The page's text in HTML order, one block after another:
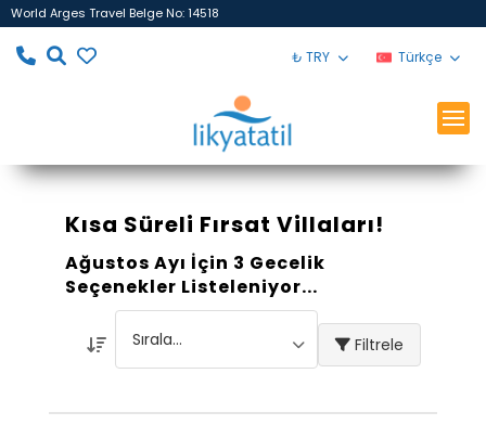
World Arges Travel Belge No: 14518
₺ TRY Türkçe
Kısa Süreli Fırsat Villaları!
Ağustos Ayı İçin 3 Gecelik
Seçenekler Listeleniyor...
Filtrele